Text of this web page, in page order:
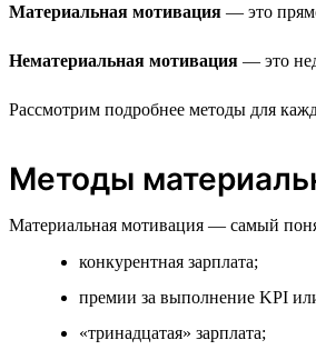
Материальная мотивация — это
Нематериальная мотивация — это
Рассмотрим подробнее методы для
Методы
Материальная мотивация — самый
конкурентная зарплата;
премии за выполнение KPI
«тринадцатая» зарплата;